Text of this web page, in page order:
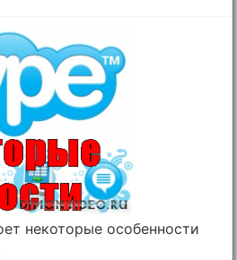
некоторые особенности